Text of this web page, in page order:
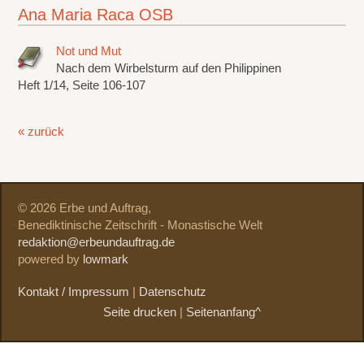
Ana Maria Raca OSB
Not und Mut
Nach dem Wirbelsturm auf den Philippinen
Heft 1/14, Seite 106-107
« zurück
© 2026 Erbe und Auftrag,
Benediktinische Zeitschrift - Monastische Welt
redaktion@erbeundauftrag.de
powered by lowmark
Kontakt / Impressum
Datenschutz
Seite drucken
Seitenanfang^